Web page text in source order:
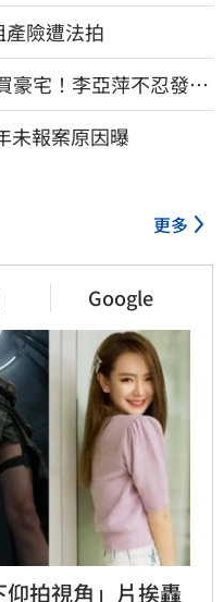
險遭法拍
豪宅！李亞萍不忍發
未報案原因曝
更多
Google
拍視角」片挨轟